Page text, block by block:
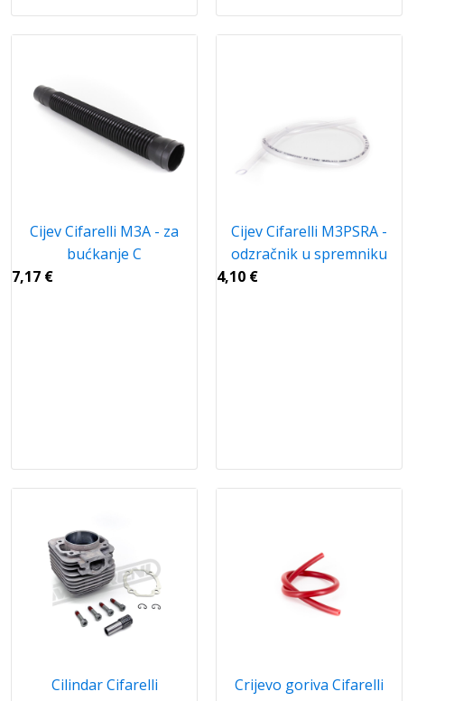
Cijev Cifarelli M3A - za
bućkanje C
7,17 €
Cijev Cifarelli M3PSRA -
odzračnik u spremniku
4,10 €
Cilindar Cifarelli
Crijevo goriva Cifarelli